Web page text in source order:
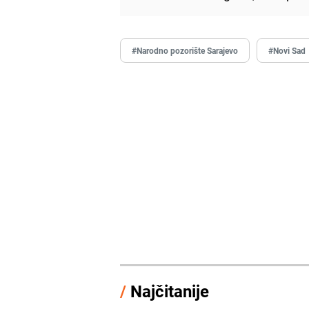
#Narodno pozorište Sarajevo #Novi Sad
/ Najčitanije